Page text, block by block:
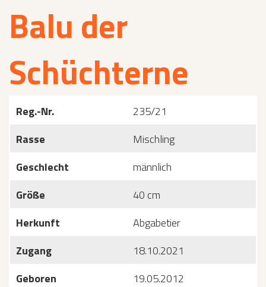
Balu der
Schüchterne
Reg.-Nr.
235/21
Rasse
Mischling
Geschlecht
männlich
Größe
40 cm
Herkunft
Abgabetier
Zugang
18.10.2021
Geboren
19.05.2012